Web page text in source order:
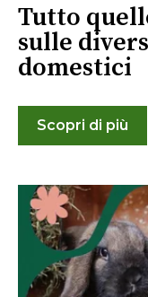
Tutto
sulle
domestici
Scopri di più